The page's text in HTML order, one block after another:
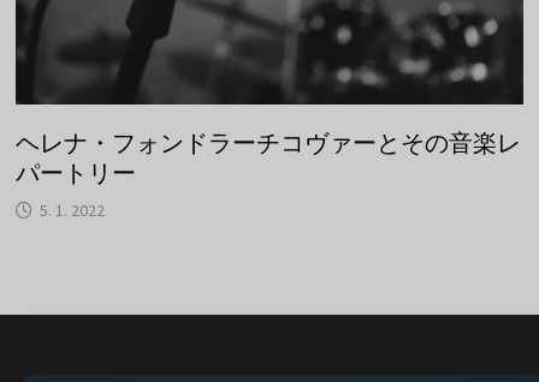
ヘレナ・フォンドラーチコヴァーとその音楽レ
パートリー
5. 1. 2022